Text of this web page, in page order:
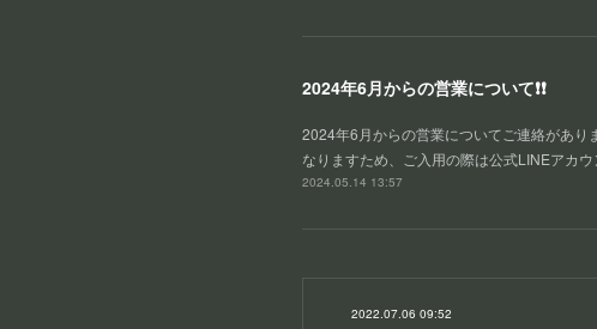
2024年6月からの営業について❗❗
2024年6月からの営業についてご連絡があり
なりますため、ご入用の際は公式LINEアカ
2024.05.14 13:57
2022.07.06 09:52